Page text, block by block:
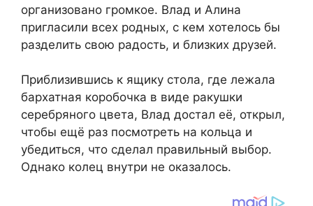
организовано громкое. Влад и Алина
пригласили всех родных, с кем хотелось бы
разделить свою радость, и близких друзей.
Приблизившись к ящику стола, где лежала
бархатная коробочка в виде ракушки
серебряного цвета, Влад достал её, открыл,
чтобы ещё раз посмотреть на кольца и
убедиться, что сделал правильный выбор.
Однако колец внутри не оказалось.